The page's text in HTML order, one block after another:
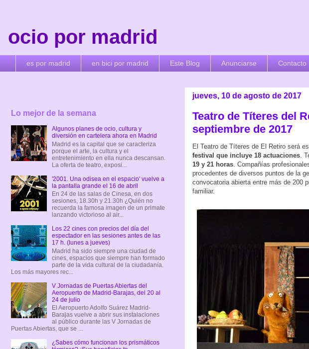
ocio por madrid
es por madrid en bici por madrid Este Blog Anunciarse Contacto
jueves, 10 de agosto de 2017
Teatro de Títeres del
septiembre de 2017
El Teatro de Títeres de El Retiro será
festival que incluye 18 actuaciones .
19 y 21 horas . Compañías
procedentes de diversos puntos de la
convocatoria abierta entre más de 200
familiar.
Lo mejor de la semana
Algunos planes de ocio, cultura y
diversión en cartelera ahora en Madrid
Madrid es la capital que se caracteriza
porque el arte, la cultura y el
entretenimiento en ella nunca descansan.
La oferta de teatro, exposi...
'2001. Una odisea en el espacio' vuelve a
la pantalla grande el 16 de abril
En 24 de las salas de Cinesa, en dos
sesiones, 18.30h y 21.30h ¿Quién no
recuerda la famosa imagen de un primate
lanzando victorioso al air...
Los 22 cines con precios del día del
espectador en las sesiones antes de las
17 h. (lunes a jueves)
Madrid ha sido siempre una ciudad de
cines, espacios que siempre han formado
parte de la vida cultural de la ciudadanía.
Los más mayores rec...
V Jornadas de Puertas Abiertas del
Aeropuerto de Madrid-Barajas, del 20 al
24 de julio
El Aeropuerto Adolfo Suárez Madrid-
Barajas vuelve a abrir sus instalaciones
al público durante las V Jornadas de
Puertas Abiertas, que se ...
¿Sabes cómo funcionan los prismáticos